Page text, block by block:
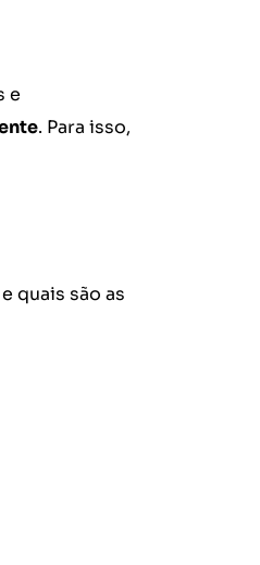
e
. Para isso,
quais são as